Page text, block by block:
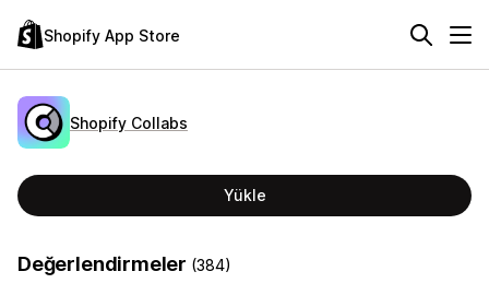
Shopify App Store
Shopify Collabs
Yükle
Değerlendirmeler (384)